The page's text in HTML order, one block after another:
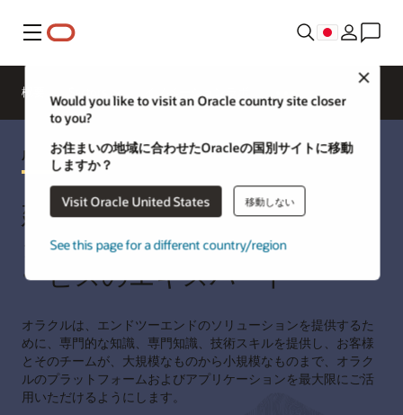
メニュー
Would you like to visit an Oracle country site closer
to you?
お住まいの地域に合わせたOracleの国別サイトに移動
しますか？
Visit Oracle United States 移動しない
See this page for a different country/region
概要
成功を加速
建設およびエンジニアリン
グ・プロフェッショナル・サ
ービスのエキスパート
オラクルは、エンドツーエンドのソリューションを提供するた
めに、専門的な知識、専門知識、技術スキルを提供し、お客様
とそのチームが、大規模なものから小規模なものまで、オラク
ルのプラットフォームおよびアプリケーションを最大限にご活
用いただけるようにします。